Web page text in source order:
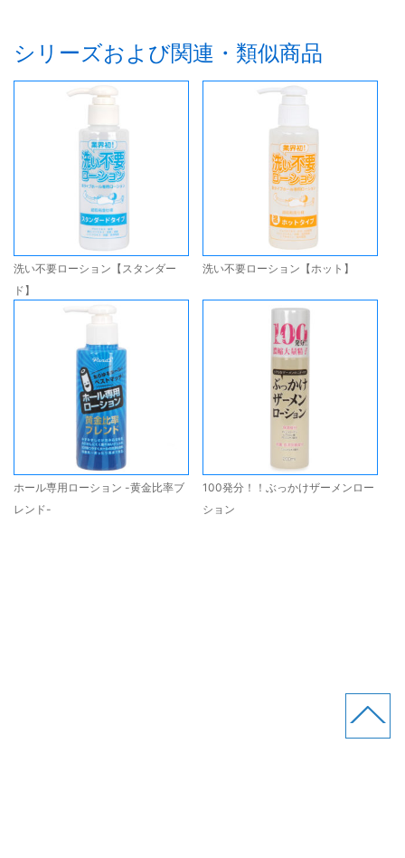
シリーズおよび関連・類似商品
洗い不要ローション【スタンダー
ド】
洗い不要ローション【ホット】
ホール専用ローション -黄金比率ブ
レンド-
100発分！！ぶっかけザーメンロー
ション